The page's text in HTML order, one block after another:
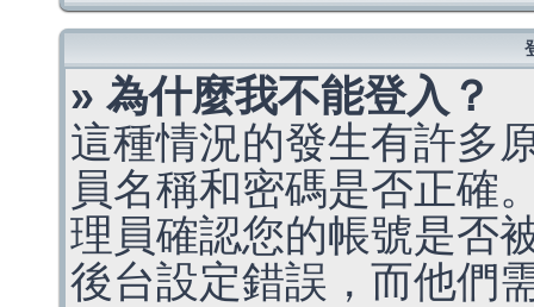
» 為什麼我不能登入？
這種情況的發生有許多
員名稱和密碼是否正確
理員確認您的帳號是否
後台設定錯誤，而他們